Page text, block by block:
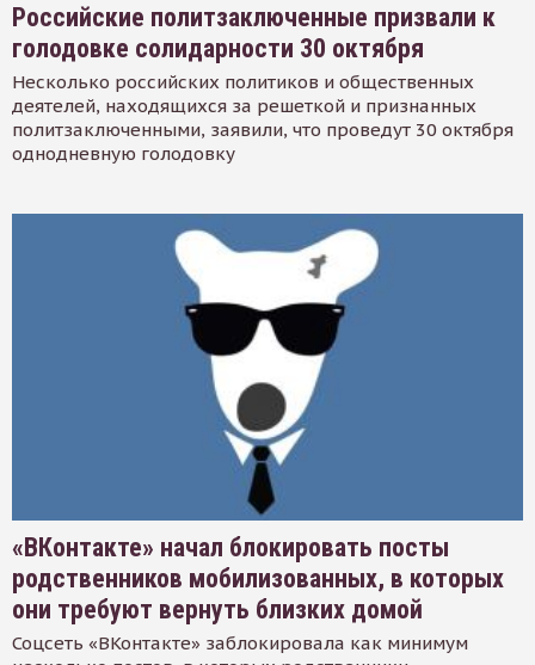
Российские политзаключенные призвали к
голодовке солидарности 30 октября
Несколько российских политиков и общественных
деятелей, находящихся за решеткой и признанных
политзаключенными, заявили, что проведут 30 октября
однодневную голодовку
«ВКонтакте» начал блокировать посты
родственников мобилизованных, в которых
они требуют вернуть близких домой
Соцсеть «ВКонтакте» заблокировала как минимум